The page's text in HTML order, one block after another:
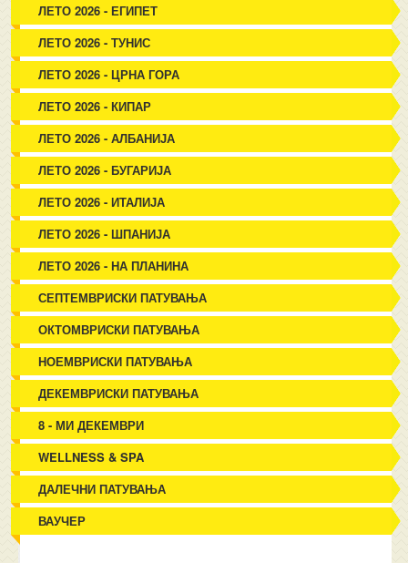
ЛЕТО 2026 - ЕГИПЕТ
ЛЕТО 2026 - ТУНИС
ЛЕТО 2026 - ЦРНА ГОРА
ЛЕТО 2026 - КИПАР
ЛЕТО 2026 - АЛБАНИЈА
ЛЕТО 2026 - БУГАРИЈА
ЛЕТО 2026 - ИТАЛИЈА
ЛЕТО 2026 - ШПАНИЈА
ЛЕТО 2026 - НА ПЛАНИНА
СЕПТЕМВРИСКИ ПАТУВАЊА
ОКТОМВРИСКИ ПАТУВАЊА
НОЕМВРИСКИ ПАТУВАЊА
ДЕКЕМВРИСКИ ПАТУВАЊА
8 - МИ ДЕКЕМВРИ
WELLNESS & SPA
ДАЛЕЧНИ ПАТУВАЊА
ВАУЧЕР